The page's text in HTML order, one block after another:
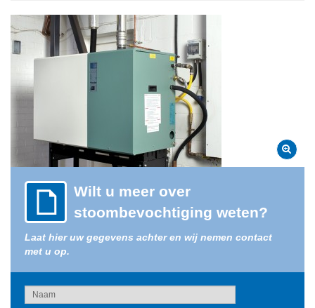
Wilt u meer over
stoombevochtiging weten?
Laat hier uw gegevens achter en wij nemen contact
met u op.